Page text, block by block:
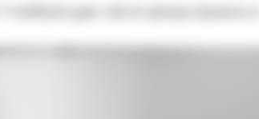
milioni per chi è senza lavoro e